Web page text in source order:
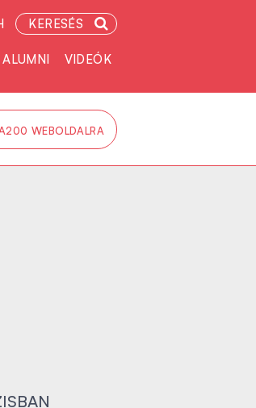
KERESÉS
ALUMNI VIDEÓK
WEBOLDALRA